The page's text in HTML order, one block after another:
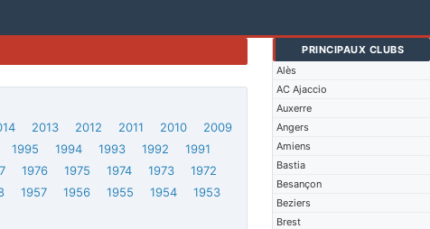
PRINCIPAUX CLUBS
Alès
AC Ajaccio
Auxerre
Angers
Amiens
Bastia
Besançon
Beziers
Brest
2013 2012 2011 2010
2009
1995 1994 1993 1992
1991
1976 1975 1974 1973
1972
1957 1956 1955 1954
1953